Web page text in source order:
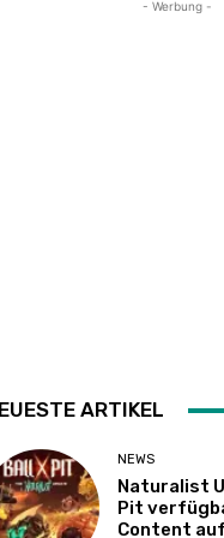
- Werbung -
ARTIKEL
NEWS
Naturalist
Pit
Content